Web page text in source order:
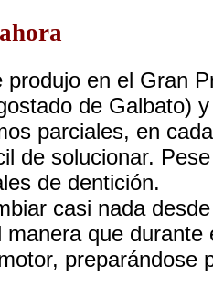
produjo en el Gran
de Galbato)
parciales, en
de solucionar.
de dentición.
casi nada
que durante
preparándose